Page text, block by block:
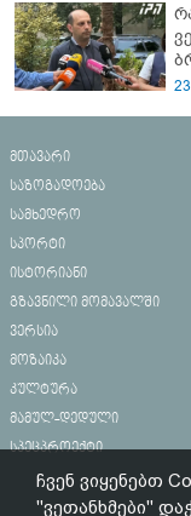
მთავარი
საზოგადოება
სამხედრო
სპორტი
ისტორიანი
გზავნილი მომავალში
ვერსია
მოზაიკა
კულტურა
მამულ-დედული
სპეცპროექტი
ჩვენ ვიყენებთ
"ვეთანხმები"